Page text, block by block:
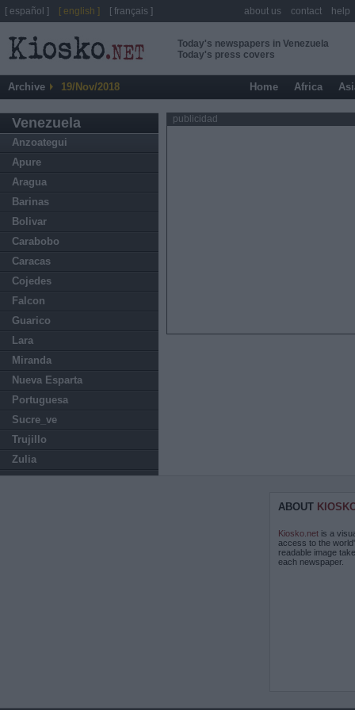
Today's newspapers in Venezuela
Today's press covers
Archive 19/Nov/2018 Home Africa
Venezuela
Anzoategui
Apure
Aragua
Barinas
Bolivar
Carabobo
Caracas
Cojedes
Falcon
Guarico
Lara
Miranda
Nueva Esparta
Portuguesa
Sucre_ve
Trujillo
Zulia
publicidad
ABOUT
Kiosko.net is a
access to the
readable image
each newspaper.
[ español ] [ english ] [ français ] about us contact help